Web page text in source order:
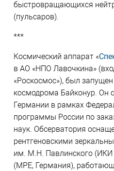
быстровращающихся
(пульсаров).
***
Космический аппарат «
в АО «НПО Лавочкина»
«Роскосмос»), был
космодрома Байконур. Он
Германии в рамках
программы России по
наук. Обсерватория
рентгеновскими
им. М.Н. Павлинского (ИКИ
(MPE, Германия),